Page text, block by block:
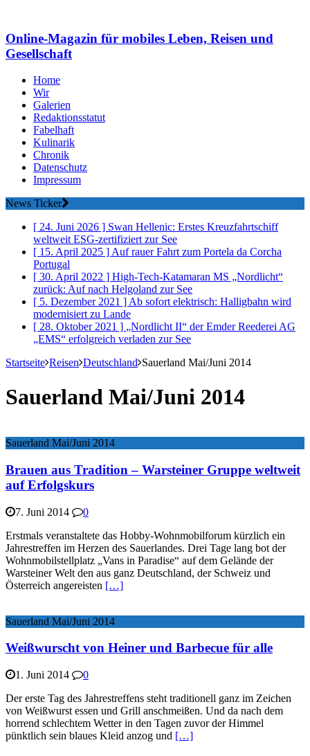
Online-Magazin für mobiles Leben, Reisen und
Gesellschaft
Home
Wir
Galerien
Redaktionsstatut
Fabelhaft
Kulinarik
Chronik
Datenschutz
Impressum
News Ticker
[ 24. Juni 2026 ] Swan Hellenic: Erstes Kreuzfahrtschiff
weltweit ESG-zertifiziertzur See
[ 15. April 2025 ]Auf rauer Fahrt zum Portela da Corcha
Portugal
[ 30. April 2022 ] High-Tech-Katamaran MS „Nordlicht“
zurück: Auf nach Helgoland zur See
[ 5. Dezember 2021 ]Ab sofort elektrisch: Halligbahn wird
modernisiertzu Lande
[ 28. Oktober 2021 ] „Nordlicht II“ der Emder Reederei AG
„EMS“ erfolgreich verladen zur See
Startseite Reisen Deutschland Sauerland Mai/Juni 2014
Sauerland Mai/Juni 2014
Sauerland Mai/Juni 2014
Brauen aus Tradition – Warsteiner Gruppe weltweit
auf Erfolgskurs
7. Juni 2014
0
Erstmals veranstaltete das Hobby-Wohnmobilforum kürzlich ein
Jahrestreffen im Herzen des Sauerlandes. Drei Tage lang bot der
Wohnmobilstellplatz „Vans in Paradise“ auf dem Gelände der
Warsteiner Welt den aus ganz Deutschland, der Schweiz und
Österreich angereisten […]
Sauerland Mai/Juni 2014
Weißwurscht von Heiner und Barbecue für alle
1. Juni 2014
0
Der erste Tag des Jahrestreffens steht traditionell ganz im Zeichen
von Weißwurst essen und Grill anschmeißen. Und da nach dem
horrend schlechtem Wetter in den Tagen zuvor der Himmel
pünktlich sein blaues Kleid anzog und […]